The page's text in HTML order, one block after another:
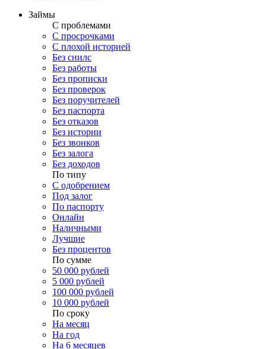
Займы
С проблемами
С просрочками
С плохой историей
Без снилс
Без работы
Без прописки
Без проверок
Без поручителей
Без паспорта
Без отказов
Без истории
Без звонков
Без залога
Без доходов
По типу
С одобрением
Под залог
По паспорту
Онлайн
Наличными
Лучшие
Без процентов
По сумме
50 000 рублей
5 000 рублей
100 000 рублей
10 000 рублей
По сроку
На месяц
На год
На 6 месяцев